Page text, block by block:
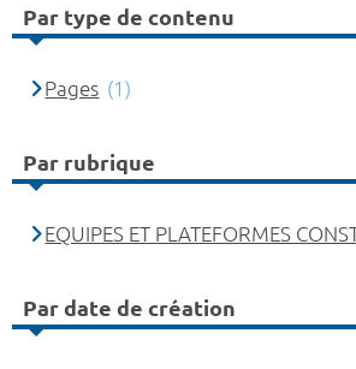
Par type de contenu
Pages (1)
Par rubrique
EQUIPES ET PLATEFORMES
Par date de création